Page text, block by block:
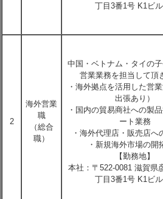
丁目3番1号 K1ビ
2
海外営業
職
（総合
職）
中国・ベトナム・タイの子
営業業務を担当して頂
・海外拠点を活用した営
出張あり）
・国内の貿易商社への製
ート業務
・海外代理店・販売店へ
・新規海外市場の開
【勤務地】
本社：〒522-0081 滋賀県
丁目3番1号 K1ビ